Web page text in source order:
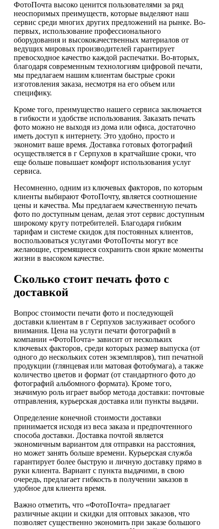
ФотоПочта высоко ценится пользователями за ряд
неоспоримых преимуществ, которые выделяют наш
сервис среди многих других предложений на рынке. Во-
первых, использование профессионального
оборудования и высококачественных материалов от
ведущих мировых производителей гарантирует
превосходное качество каждой распечатки. Во-вторых,
благодаря современным технологиям цифровой печати,
мы предлагаем нашим клиентам быстрые сроки
изготовления заказа, несмотря на его объем или
специфику.
Кроме того, преимущество нашего сервиса заключается
в гибкости и удобстве использования. Заказать печать
фото можно не выходя из дома или офиса, достаточно
иметь доступ к интернету. Это удобно, просто и
экономит ваше время. Доставка готовых фотографий
осуществляется в г Серпухов в кратчайшие сроки, что
еще больше повышает комфорт использования услуг
сервиса.
Несомненно, одним из ключевых факторов, по которым
клиенты выбирают ФотоПочту, является соотношение
цены и качества. Мы предлагаем качественную печать
фото по доступным ценам, делая этот сервис доступным
широкому кругу потребителей. Благодаря гибким
тарифам и системе скидок для постоянных клиентов,
воспользоваться услугами ФотоПочты могут все
желающие, стремящиеся сохранить свои яркие моменты
жизни в высоком качестве.
Сколько стоит печать фото с
доставкой
Вопрос стоимости печати фото и последующей
доставки клиентам в г Серпухов заслуживает особого
внимания. Цена на услуги печати фотографий в
компании «ФотоПочта» зависит от нескольких
ключевых факторов, среди которых размер выпуска (от
одного до нескольких сотен экземпляров), тип печатной
продукции (глянцевая или матовая фотобумага), а также
количество цветов и формат (от стандартного фото до
фотографий альбомного формата). Кроме того,
значимую роль играет выбор метода доставки: почтовые
отправления, курьерская доставка или пункты выдачи.
Определение конечной стоимости доставки
принимается исходя из веса заказа и предпочтенного
способа доставки. Доставка почтой является
экономичным вариантом для отправки на расстояния,
но может занять больше времени. Курьерская служба
гарантирует более быструю и личную доставку прямо в
руки клиента. Вариант с пункта выдачими, в свою
очередь, предлагает гибкость в получении заказов в
удобное для клиента время.
Важно отметить, что «ФотоПочта» предлагает
различные акции и скидки для оптовых заказов, что
позволяет существенно экономить при заказе большого